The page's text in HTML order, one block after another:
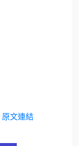
原文連結